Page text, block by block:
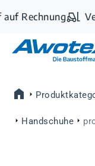
Zum Hauptinhalt
Rechnung
Handschuhe